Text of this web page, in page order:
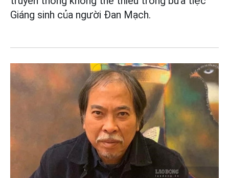
Giáng sinh của người Đan Mạch.